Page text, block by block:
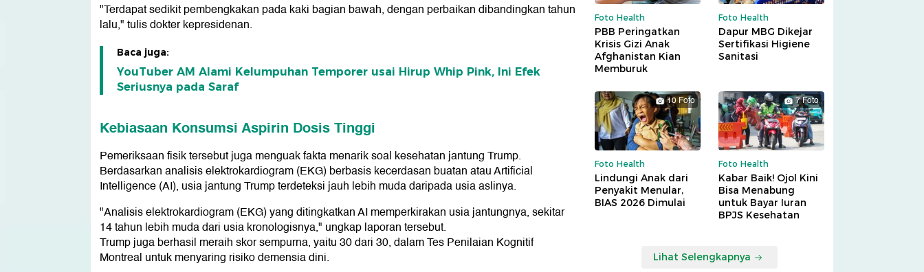
"Terdapat sedikit pembengkakan pada kaki bagian bawah, dengan perbaikan dibandingkan tahun
lalu," tulis dokter kepresidenan.
Baca juga:
YouTuber AM Alami Kelumpuhan Temporer usai Hirup Whip Pink, Ini Efek
Seriusnya pada Saraf
Kebiasaan Konsumsi Aspirin Dosis Tinggi
Pemeriksaan fisik tersebut juga menguak fakta menarik soal kesehatan jantung Trump.
Berdasarkan analisis elektrokardiogram (EKG) berbasis kecerdasan buatan atau Artificial
Intelligence (AI), usia jantung Trump terdeteksi jauh lebih muda daripada usia aslinya.
"Analisis elektrokardiogram (EKG) yang ditingkatkan AI memperkirakan usia jantungnya, sekitar
14 tahun lebih muda dari usia kronologisnya," ungkap laporan tersebut.
Trump juga berhasil meraih skor sempurna, yaitu 30 dari 30, dalam Tes Penilaian Kognitif
Montreal untuk menyaring risiko demensia dini.
Foto Health
PBB Peringatkan
Krisis Gizi Anak
Afghanistan Kian
Memburuk
Foto Health
Dapur MBG Dikejar
Sertifikasi Higiene
Sanitasi
10 Foto
Foto Health
Lindungi Anak dari
Penyakit Menular,
BIAS 2026 Dimulai
7 Foto
Foto Health
Kabar Baik! Ojol Kini
Bisa Menabung
untuk Bayar Iuran
BPJS Kesehatan
Lihat Selengkapnya